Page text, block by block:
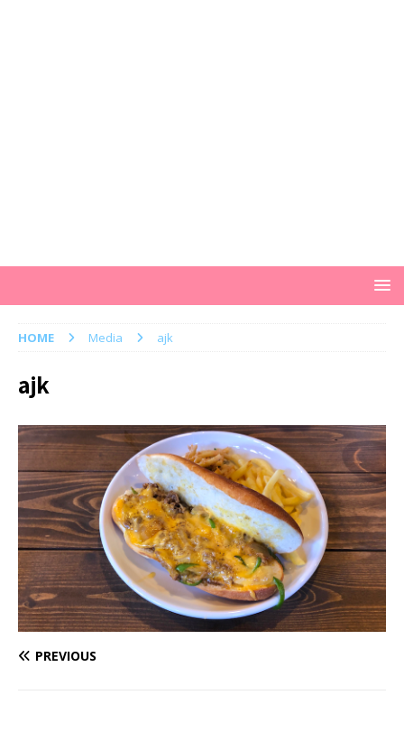
HOME Media ajk
ajk
PREVIOUS